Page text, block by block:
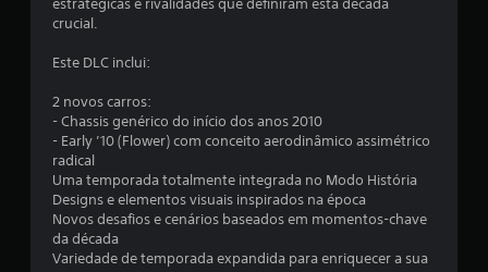
c
l
a
crucial.
Este DLC inclui:
2 novos carros:
- Chassis genérico do início dos anos 2010
- Early ’10 (Flower) com conceito aerodinâmico assimétrico
radical
Uma temporada totalmente integrada no Modo História
Designs e elementos visuais inspirados na época
Novos desafios e cenários baseados em momentos-chave
da década
Variedade de temporada expandida para enriquecer a sua